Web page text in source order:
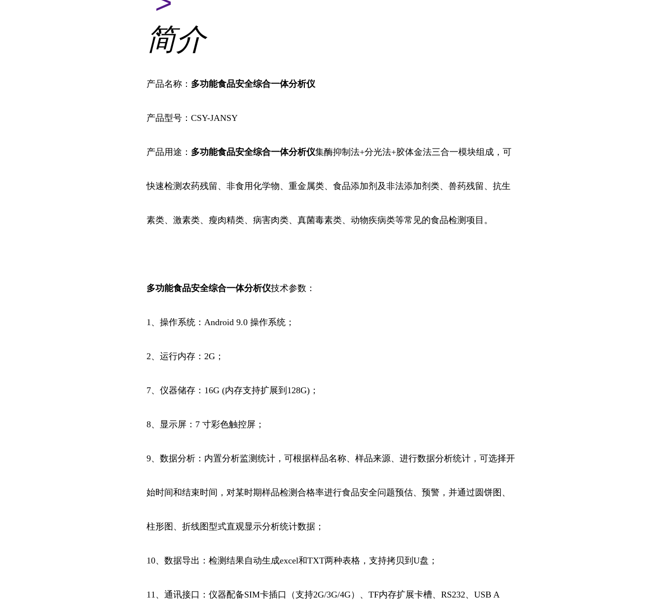
简介
产品名称： 多功能食品安全综合一体分析仪
产品型号：CSY-JANSY
产品用途： 多功能食品安全综合一体分析仪集酶抑制 法+分光法+胶体金法三合一模块组成，可
快速检测农药残留、非食用化学物、重金属类、食品添加剂及非法添加剂类、兽药残留、抗生
素类、激素类、瘦肉精类、病害肉类、真菌毒素类、动物疾病类等常见的食品检测项目。
多功能食品安全综合一体分析仪技术参数：
1、操作系统：Android 9.0 操作系统；
2、运行内存：2G；
7、仪器储存：16G (内存支持扩展到128G)；
8、显示屏：7 寸彩色触控屏；
9、数据分析：内置分析监测统计，可根据样品名称、样品来源、进行数据分析统计，可选择开
始时间和结束时间，对某时期样品检测合格率进行食品安全问题预估、预警，并通过圆饼图、
柱形图、折线图型式直观显示分析统计数据；
10、数据导出：检测结果自动生成excel和TXT两种表格，支持拷贝到U盘；
11、通讯接口：仪器配备SIM卡插口（支持2G/3G/4G）、TF内存扩展卡槽、RS232、USB A